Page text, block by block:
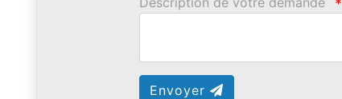
Envoyer